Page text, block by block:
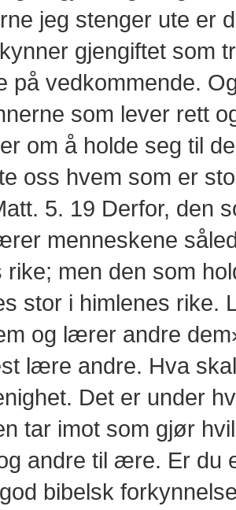
jeg stenger ute er
gjengiftet som
på vedkommende.
som lever rett
om å holde seg til
oss hvem som er
5. 19 Derfor, den
menneskene
rike; men den som
stor i himlenes rike.
og lærer andre
lære andre. Hva
Det er under
tar imot som gjør
andre til ære. Er du
bibelsk